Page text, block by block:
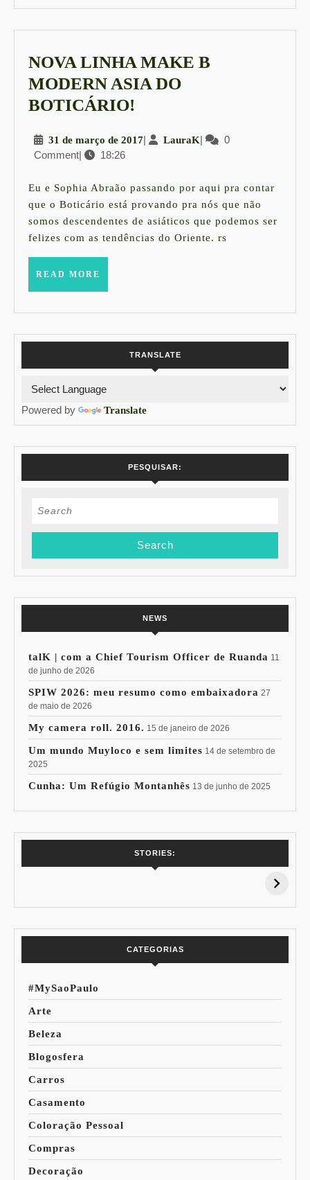
NOVA LINHA MAKE B
MODERN ASIA DO
BOTICÁRIO!
MAKE
MODERN
ASIA
DO
31 de março de 201731
de
2017
| LauraKLauraK
|
0
Comment| 18:26
Eu e Sophia Abraão passando por aqui pra contar
que o Boticário está provando pra nós que não
somos descendentes de asiáticos que podemos ser
felizes com as tendências do Oriente. rs
READ MORE
TRANSLATE
Powered by Translate
PESQUISAR:
Search
NEWS
talK | com a Chief Tourism Officer de Ruanda 11
de junho de 2026
SPIW 2026: meu resumo como embaixadora 27
de maio de 2026
My camera roll. 2016. 15 de janeiro de 2026
Um mundo Muyloco e sem limites 14 de setembro de
2025
Cunha: Um Refúgio Montanhês 13 de junho de 2025
STORIES:
15% de
Pessoal: Os
CATEGORIAS
#MySaoPaulo
Arte
Beleza
Blogosfera
Carros
Casamento
Coloração Pessoal
Compras
Decoração